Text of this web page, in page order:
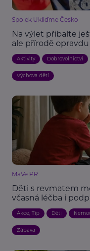
Spolek Ukliďme Česko
Na výlet přibalte
ale přírodě
Aktivity Dobrovolnictví
Výchova dětí
MaVe PR
Děti s revmatem
včasná léčba i
Akce, Tip Děti
Zábava